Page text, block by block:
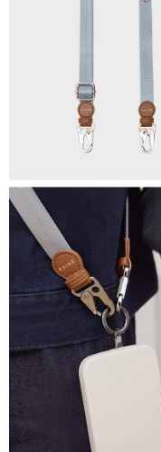
買賣價金債權讓與本公司後
2.基於同意付款使用「大哥
資料（包含姓名、電話或地
由本公司與您本人進行分期
3.完整用戶服務條款，請詳
每筆NT$80，滿
付款後7-11取貨
每筆NT$80，滿
宅配（無提供外島）
每筆NT$100，滿
每筆NT$100，滿
付款後門市自取
免運費
海外順豐配送